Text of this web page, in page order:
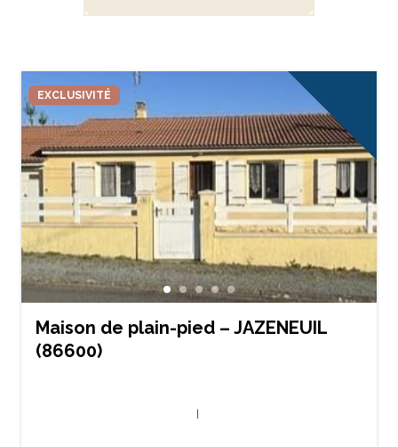
EXCLUSIVITÉ
Maison de plain-pied – JAZENEUIL
(86600)
|